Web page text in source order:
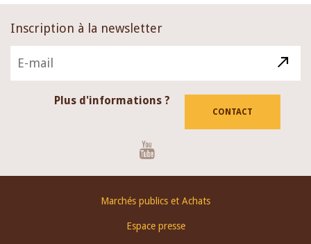
Inscription à la newsletter
Plus d'informations ?
CONTACT
Marchés publics et Achats
Espace presse